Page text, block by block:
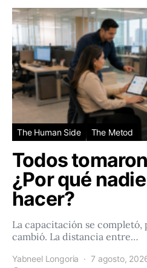
The Human Side The Metod
Todos
¿Por qué
hacer?
La capacitación se completó,
cambió. La distancia entre…
Yabneel Longoria 7 agosto,